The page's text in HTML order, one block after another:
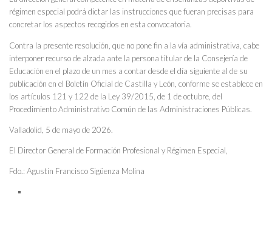
régimen especial podrá dictar las instrucciones que fueran precisas para
concretar los aspectos recogidos en esta convocatoria.
Contra la presente resolución, que no pone fin a la vía administrativa, cabe
interponer recurso de alzada ante la persona titular de la Consejería de
Educación en el plazo de un mes a contar desde el día siguiente al de su
publicación en el Boletín Oficial de Castilla y León, conforme se establece en
los artículos 121 y 122 de la Ley 39/2015, de 1 de octubre, del
Procedimiento Administrativo Común de las Administraciones Públicas.
Valladolid, 5 de mayo de 2026.
El Director General de Formación Profesional y Régimen Especial,
Fdo.: Agustín Francisco Sigüenza Molina